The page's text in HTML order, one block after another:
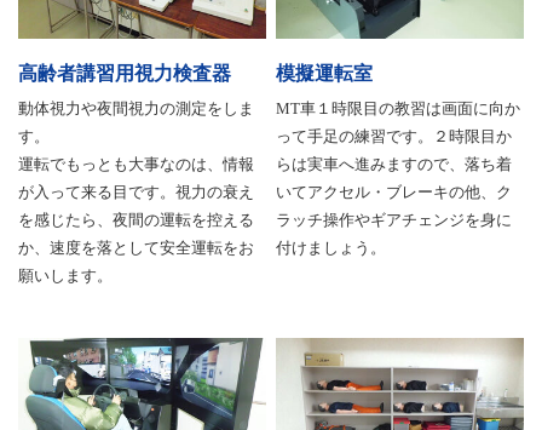
高齢者講習用視力検査器
動体視力や夜間視力の測定をしま
す。
運転でもっとも大事なのは、情報
が入って来る目です。視力の衰え
を感じたら、夜間の運転を控える
か、速度を落として安全運転をお
願いします。
模擬運転室
MT車１時限目の教習は画面に向か
って手足の練習です。２時限目か
らは実車へ進みますので、落ち着
いてアクセル・ブレーキの他、ク
ラッチ操作やギアチェンジを身に
付けましょう。